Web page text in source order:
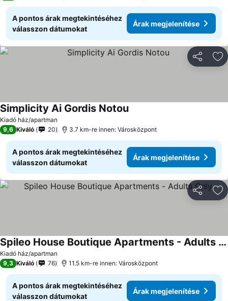
A pontos árak megtekintéséhez
válasszon dátumokat
Árak megjelenítése
Kiadó ház/apartman
Simplicity Ai Gordis Notou
9,6 Kiváló 20 3.7 km-re innen: Városközpont
A pontos árak megtekintéséhez
válasszon dátumokat
Árak megjelenítése
Kiadó ház/apartman
Spileo House Boutique Apartments - Adults Only
9,3 Kiváló 76 11.5 km-re innen: Városközpont
A pontos árak megtekintéséhez
válasszon dátumokat
Árak megjelenítése